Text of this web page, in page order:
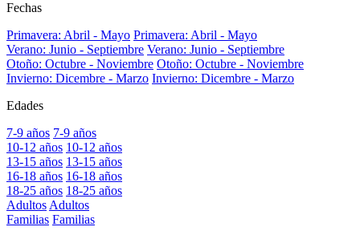
Fechas
Primavera: Abril - Mayo Primavera: Abril - Mayo
Verano: Junio - Septiembre Verano: Junio - Septiembre
Otoño: Octubre - Noviembre Otoño: Octubre - Noviembre
Invierno: Dicembre - Marzo Invierno: Dicembre - Marzo
Edades
7-9 años 7-9 años
10-12 años 10-12 años
13-15 años 13-15 años
16-18 años 16-18 años
18-25 años 18-25 años
AdultosAdultos
Familias Familias